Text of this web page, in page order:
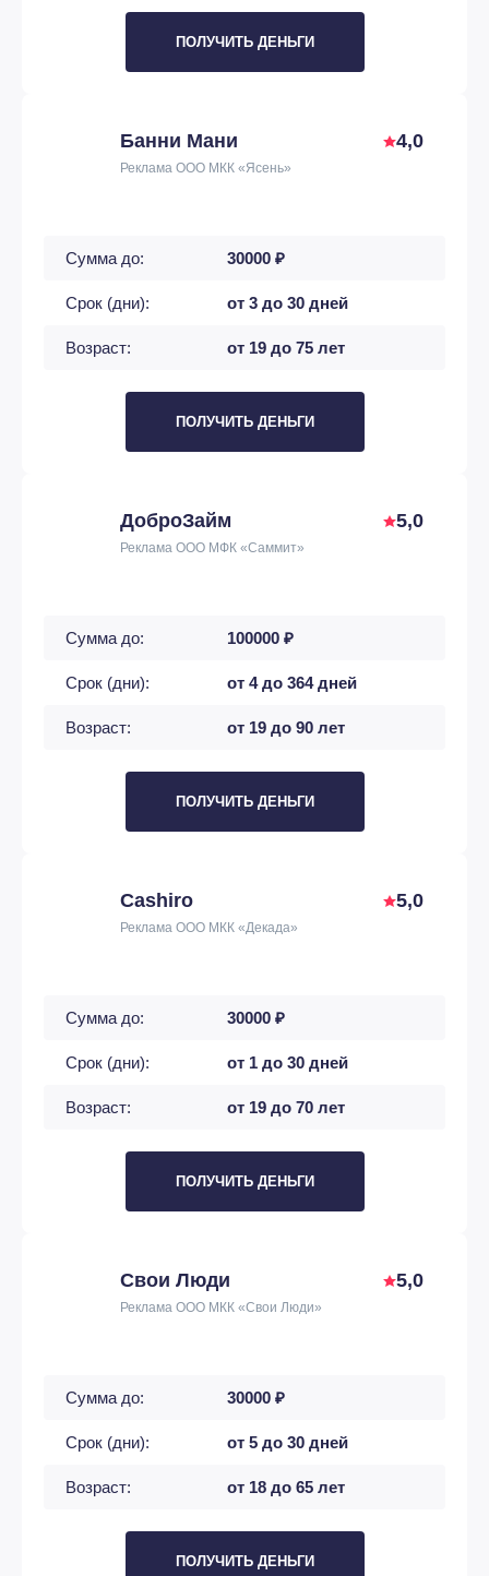
ПОЛУЧИТЬ ДЕНЬГИ
Банни Мани 4,0
Реклама ООО МКК «Ясень»
Сумма до: 30000 ₽
Срок (дни): от 3 до 30 дней
Возраст: от 19 до 75 лет
ПОЛУЧИТЬ ДЕНЬГИ
ДоброЗайм 5,0
Реклама ООО МФК «Саммит»
Сумма до: 100000 ₽
Срок (дни): от 4 до 364 дней
Возраст: от 19 до 90 лет
ПОЛУЧИТЬ ДЕНЬГИ
Cashiro 5,0
Реклама ООО МКК «Декада»
Сумма до: 30000 ₽
Срок (дни): от 1 до 30 дней
Возраст: от 19 до 70 лет
ПОЛУЧИТЬ ДЕНЬГИ
Свои Люди 5,0
Реклама ООО МКК «Свои Люди»
Сумма до: 30000 ₽
Срок (дни): от 5 до 30 дней
Возраст: от 18 до 65 лет
ПОЛУЧИТЬ ДЕНЬГИ